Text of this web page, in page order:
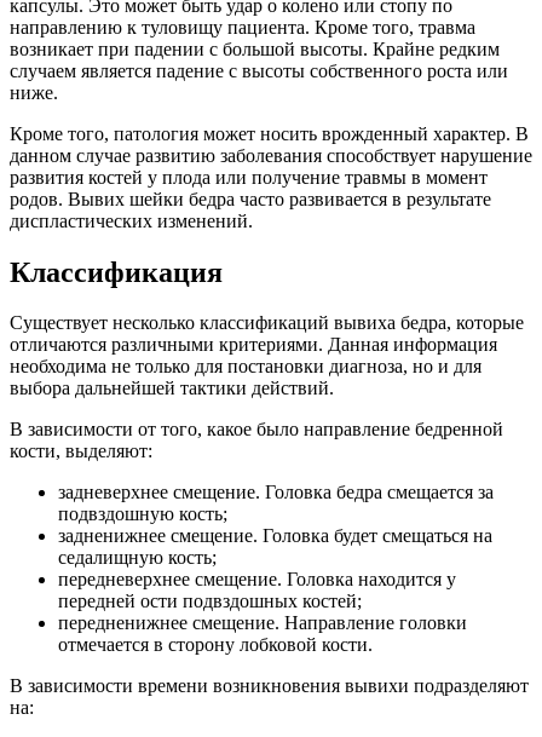
капсулы. Это может быть удар о колено или стопу по
направлению к туловищу пациента. Кроме того, травма
возникает при падении с большой высоты. Крайне редким
случаем является падение с высоты собственного роста или
ниже.
Кроме того, патология может носить врожденный характер. В
данном случае развитию заболевания способствует нарушение
развития костей у плода или получение травмы в момент
родов. Вывих шейки бедра часто развивается в результате
диспластических изменений.
Классификация
Существует несколько классификаций вывиха бедра, которые
отличаются различными критериями. Данная информация
необходима не только для постановки диагноза, но и для
выбора дальнейшей тактики действий.
В зависимости от того, какое было направление бедренной
кости, выделяют:
задневерхнее смещение. Головка бедра смещается за
подвздошную кость;
задненижнее смещение. Головка будет смещаться на
седалищную кость;
передневерхнее смещение. Головка находится у
передней ости подвздошных костей;
передненижнее смещение. Направление головки
отмечается в сторону лобковой кости.
В зависимости времени возникновения вывихи подразделяют
на: